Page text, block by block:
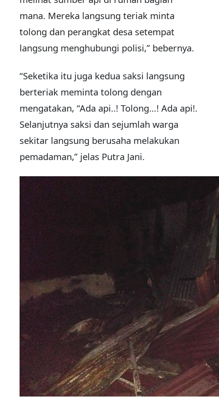
mana. Mereka langsung teriak minta
tolong dan perangkat desa setempat
langsung menghubungi polisi,” bebernya.
“Seketika itu juga kedua saksi langsung
berteriak meminta tolong dengan
mengatakan, “Ada api..! Tolong…! Ada api!.
Selanjutnya saksi dan sejumlah warga
sekitar langsung berusaha melakukan
pemadaman,” jelas Putra Jani.